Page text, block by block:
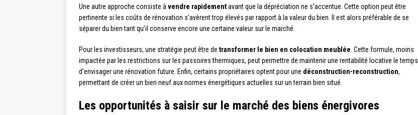
Une autre approche consiste à vendre rapidementavant que la dépréciation ne s’accentue. Cette option peut être
pertinente si les coûts de rénovation s’avèrent trop élevés par rapport à la valeur du bien. Il est alors préférable de se
séparer du bien tant qu’il conserve encore une certaine valeur sur le marché.
Pour les investisseurs, une stratégie peut être de transformer le bien en colocation meublée . Cette formule, moins
impactée par les restrictions sur les passoires thermiques, peut permettre de maintenir une rentabilité locative le temps
d’envisager une rénovation future. Enfin, certains propriétaires optent pour une déconstruction-reconstruction,
permettant de créer un bien neuf aux normes énergétiques actuelles sur un terrain bien situé.
Les opportunités à saisir sur le marché des biens énergivores